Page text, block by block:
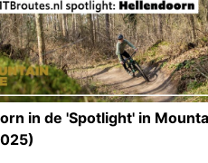
in de 'Spotlight' in